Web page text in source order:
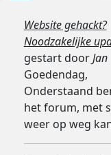
Website gehackt?
Noodzakelijke
gestart doorJan
Goedendag,
Onderstaand
het forum, met
weer op weg